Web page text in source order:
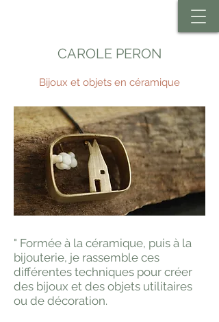
CAROLE PERON
Bijoux et objets en céramique
" Formée à la céramique, puis à la
bijouterie, je rassemble ces
différentes techniques pour créer
des bijoux et des objets utilitaires
ou de décoration.